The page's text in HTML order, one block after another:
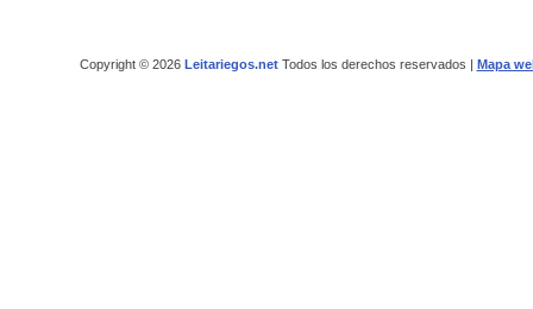
Copyright © 2026 Leitariegos.netTodos los derechos reservados | Mapa